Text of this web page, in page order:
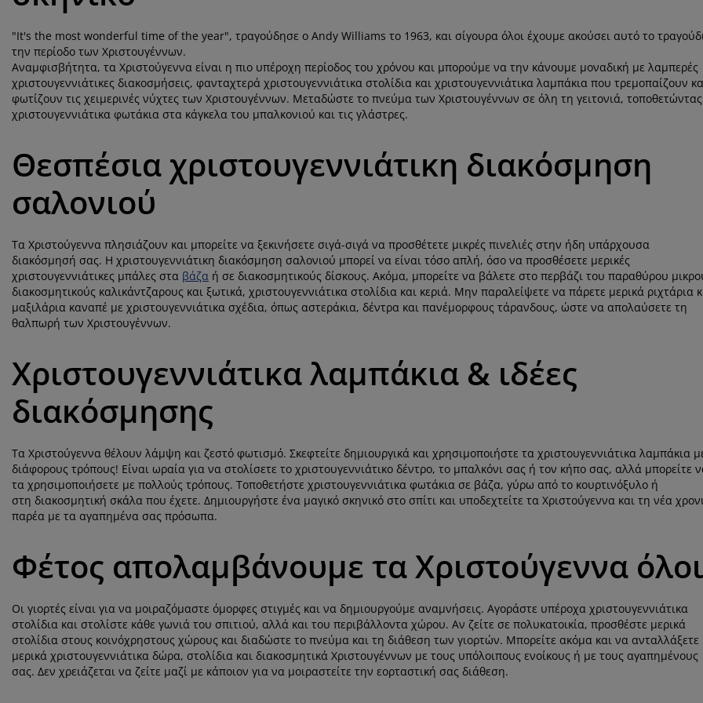
"It's the most wonderful time of the year", τραγούδησε ο Andy Williams το 1963, και σίγουρα όλοι έχουμε ακούσει αυτό το
την περίοδο των Χριστουγέννων.
Αναμφισβήτητα, τα Χριστούγεννα είναι η πιο υπέροχη περίοδος του χρόνου και μπορούμε να την κάνουμε μοναδική με λαμπερές
χριστουγεννιάτικες διακοσμήσεις, φανταχτερά χριστουγεννιάτικα στολίδια και χριστουγεννιάτικα λαμπάκια που τρεμοπαίζουν
φωτίζουν τις χειμερινές νύχτες των Χριστουγέννων. Μεταδώστε το πνεύμα των Χριστουγέννων σε όλη τη γειτονιά, τοποθετώντας
χριστουγεννιάτικα φωτάκια στα κάγκελα του μπαλκονιού και τις γλάστρες.
Θεσπέσια χριστουγεννιάτικη διακόσμηση
σαλονιού
Τα Χριστούγεννα πλησιάζουν και μπορείτε να ξεκινήσετε σιγά-σιγά να προσθέτετε μικρές πινελιές στην ήδη υπάρχουσα
διακόσμησή σας. Η χριστουγεννιάτικη διακόσμηση σαλονιού μπορεί να είναι τόσο απλή, όσο να προσθέσετε μερικές
χριστουγεννιάτικες μπάλες στα βάζα ή σε διακοσμητικούς δίσκους. Ακόμα, μπορείτε να βάλετε στο περβάζι του παραθύρου
διακοσμητικούς καλικάντζαρους και ξωτικά, χριστουγεννιάτικα στολίδια και κεριά. Μην παραλείψετε να πάρετε μερικά ριχτάρια
μαξιλάρια καναπέ με χριστουγεννιάτικα σχέδια, όπως αστεράκια, δέντρα και πανέμορφους τάρανδους, ώστε να απολαύσετε τη
θαλπωρή των Χριστουγέννων.
Χριστουγεννιάτικα λαμπάκια & ιδέες
διακόσμησης
Τα Χριστούγεννα θέλουν λάμψη και ζεστό φωτισμό. Σκεφτείτε δημιουργικά και χρησιμοποιήστε τα χριστουγεννιάτικα λαμπάκια
διάφορους τρόπους! Είναι ωραία για να στολίσετε το χριστουγεννιάτικο δέντρο, το μπαλκόνι σας ή τον κήπο σας, αλλά μπορείτε
τα χρησιμοποιήσετε με πολλούς τρόπους. Τοποθετήστε χριστουγεννιάτικα φωτάκια σε βάζα, γύρω από το κουρτινόξυλο ή
στη διακοσμητική σκάλα που έχετε. Δημιουργήστε ένα μαγικό σκηνικό στο σπίτι και υποδεχτείτε τα Χριστούγεννα και τη νέα
παρέα με τα αγαπημένα σας πρόσωπα.
Φέτος απολαμβάνουμε τα Χριστούγεννα όλοι
Οι γιορτές είναι για να μοιραζόμαστε όμορφες στιγμές και να δημιουργούμε αναμνήσεις. Αγοράστε υπέροχα χριστουγεννιάτικα
στολίδια και στολίστε κάθε γωνιά του σπιτιού, αλλά και του περιβάλλοντα χώρου. Αν ζείτε σε πολυκατοικία, προσθέστε μερικά
στολίδια στους κοινόχρηστους χώρους και διαδώστε το πνεύμα και τη διάθεση των γιορτών. Μπορείτε ακόμα και να ανταλλάξετε
μερικά χριστουγεννιάτικα δώρα, στολίδια και διακοσμητικά Χριστουγέννων με τους υπόλοιπους ενοίκους ή με τους αγαπημένους
σας. Δεν χρειάζεται να ζείτε μαζί με κάποιον για να μοιραστείτε την εορταστική σας διάθεση.